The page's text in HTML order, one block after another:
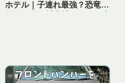
ホテル｜子連れ最強？恐竜博